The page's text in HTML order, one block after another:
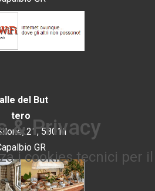
del But​
tero
21, 58011
GR
& Privacy
i cookies tecnici per